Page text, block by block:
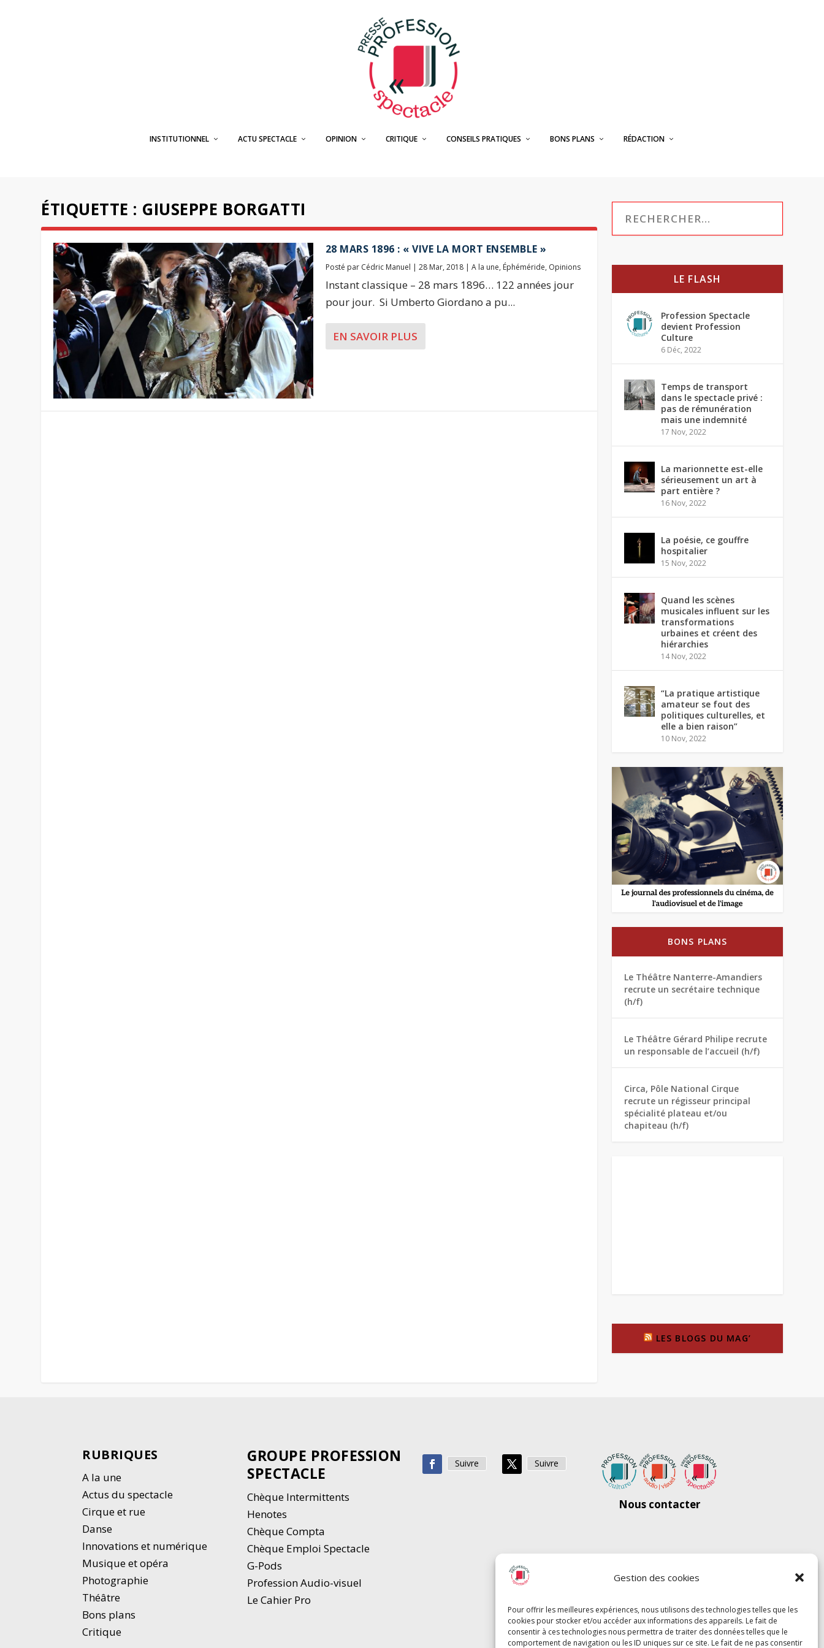
Gestion des cookies
Pour offrir les meilleures expériences, nous utilisons des technologies telles que les
cookies pour stocker et/ou accéder aux informations des appareils. Le fait de
consentir à ces technologies nous permettra de traiter des données telles que le
comportement de navigation ou les ID uniques sur ce site. Le fait de ne pas consentir
INSTITUTIONNEL ACTU SPECTACLE OPINION CRITIQUE CONSEILS PRATIQUES BONS PLANS RÉDACTION
ÉTIQUETTE : GIUSEPPE BORGATTI
28 MARS 1896 : « VIVE LA MORT ENSEMBLE »
Posté par Cédric Manuel | 28 Mar, 2018| A la une, Éphéméride, Opinions
Instant classique – 28 mars 1896… 122 années jour
pour jour. Si Umberto Giordano a pu...
EN SAVOIR PLUS
LE FLASH
Profession Spectacle
devient Profession
Culture
6 Déc, 2022
Temps de transport
dans le spectacle privé :
pas de rémunération
mais une indemnité
17 Nov, 2022
La marionnette est-elle
sérieusement un art à
part entière ?
16 Nov, 2022
La poésie, ce gouffre
hospitalier
15 Nov, 2022
Quand les scènes
musicales influent sur les
transformations
urbaines et créent des
hiérarchies
14 Nov, 2022
“La pratique artistique
amateur se fout des
politiques culturelles, et
elle a bien raison”
10 Nov, 2022
BONS PLANS
Le Théâtre Nanterre-Amandiers
recrute un secrétaire technique
(h/f)
Le Théâtre Gérard Philipe recrute
un responsable de l’accueil (h/f)
Circa, Pôle National Cirque
recrute un régisseur principal
spécialité plateau et/ou
chapiteau (h/f)
LES BLOGS DU MAG’
RUBRIQUES
A la une
Actus du spectacle
Cirque et rue
Danse
Innovations et numérique
Musique et opéra
Photographie
Théâtre
Bons plans
Critique
GROUPE PROFESSION
SPECTACLE
Chèque Intermittents
Henotes
Chèque Compta
Chèque Emploi Spectacle
G-Pods
Profession Audio-visuel
Le Cahier Pro
Suivre Suivre
Nous contacter